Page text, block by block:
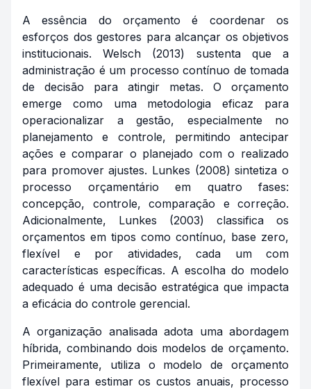
A essência do orçamento é coordenar os
esforços dos gestores para alcançar os objetivos
institucionais. Welsch (2013) sustenta que a
administração é um processo contínuo de tomada
de decisão para atingir metas. O orçamento
emerge como uma metodologia eficaz para
operacionalizar a gestão, especialmente no
planejamento e controle, permitindo antecipar
ações e comparar o planejado com o realizado
para promover ajustes. Lunkes (2008) sintetiza o
processo orçamentário em quatro fases:
concepção, controle, comparação e correção.
Adicionalmente, Lunkes (2003) classifica os
orçamentos em tipos como contínuo, base zero,
flexível e por atividades, cada um com
características específicas. A escolha do modelo
adequado é uma decisão estratégica que impacta
a eficácia do controle gerencial.
A organização analisada adota uma abordagem
híbrida, combinando dois modelos de orçamento.
Primeiramente, utiliza o modelo de orçamento
flexível para estimar os custos anuais, processo